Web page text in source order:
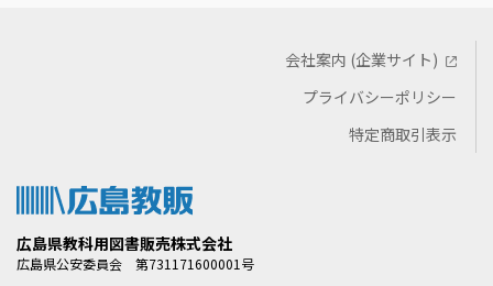
広島県教科用図書販売株式会社
広島県公安委員会 第731171600001号
会社案内 (企業サイト)
プライバシーポリシー
特定商取引表示